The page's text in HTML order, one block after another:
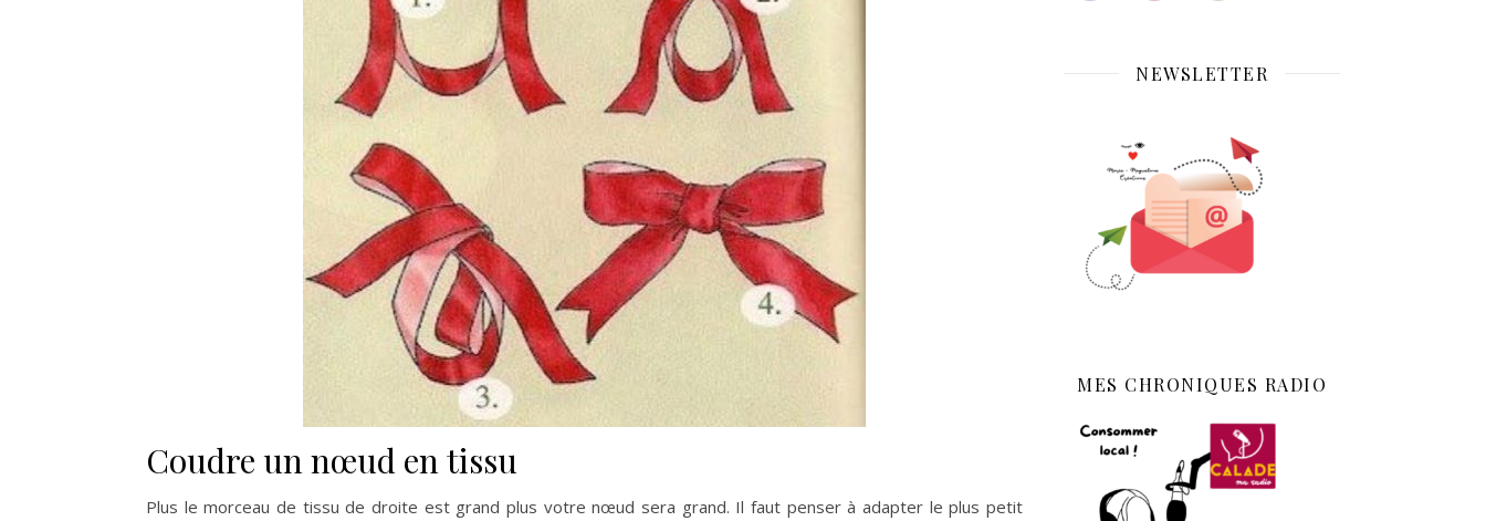
Coudre un nœud en tissu
Plus le morceau de tissu de droite est grand plus votre nœud sera grand. Il faut penser à adapter le plus petit
NEWSLETTER
MES CHRONIQUES RADIO